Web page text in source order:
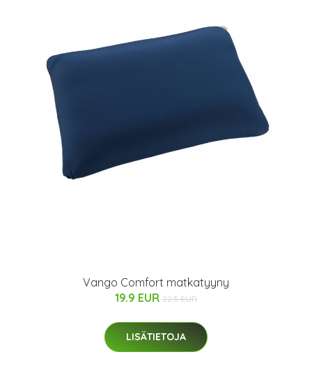
Vango Comfort matkatyyny
19.9 EUR 22.5 EUR
LISÄTIETOJA